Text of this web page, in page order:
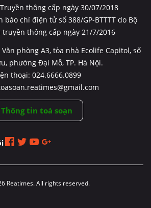
thông cấp ngày 30/07/2018
báo chí điện tử số 388/GP-BTTTT do Bộ
truyền thông cấp ngày 21/7/2016
phòng A3, tòa nhà Ecolife Capitol, số
phường Đại Mỗ, TP. Hà Nội.
thoại: 024.6666.0899
Thông tin toà soạn
Reatimes. All rights reserved.